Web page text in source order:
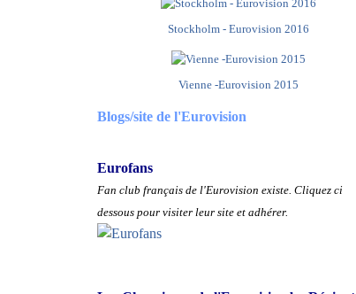
Stockholm - Eurovision 2016
Vienne -Eurovision 2015
Blogs/site de l'Eurovision
Eurofans
Fan club français de l'Eurovision existe. Cliquez ci
dessous pour visiter leur site et adhérer.